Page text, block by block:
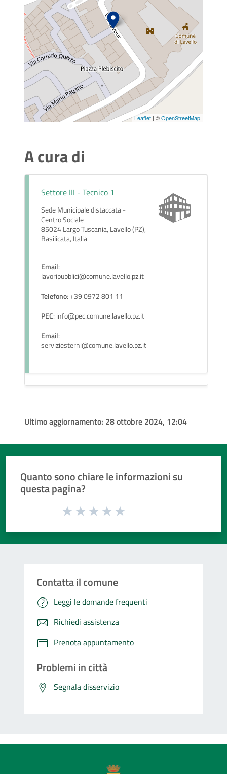
Leaflet | ©OpenStreetMap
A cura di
Settore III - Tecnico 1
Sede Municipale distaccata -
Centro Sociale
85024 Largo Tuscania, Lavello (PZ),
Basilicata, Italia
Email:
lavoripubblici@comune.lavello.pz.it
Telefono: +39 0972 801 11
PEC: info@pec.comune.lavello.pz.it
Email:
serviziesterni@comune.lavello.pz.it
Ultimo aggiornamento: 28 ottobre 2024, 12:04
Quanto sono chiare le informazioni su
questa pagina?
Valuta da 1 a 5 stelle la pagina
Contatta il comune
Leggi le domande frequenti
Richiedi assistenza
Prenota appuntamento
Problemi in città
Segnala disservizio